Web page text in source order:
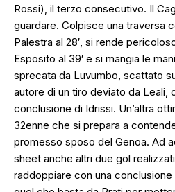
Rossi), il terzo consecutivo. Il
guardare. Colpisce una traversa
Palestra al 28′, si rende
Esposito al 39′ e si mangia le
sprecata da Luvumbo, scattato
autore di un tiro deviato da Leali,
conclusione di Idrissi. Un’altra
32enne che si prepara a
promesso sposo del Genoa. Ad
sheet anche altri due gol
raddoppiare con una